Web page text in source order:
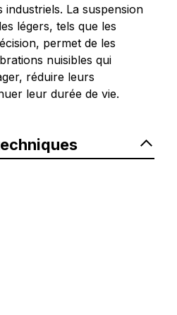
industriels. La suspension
légers, tels que les
permet de les
nuisibles qui
réduire leurs
leur durée de vie.